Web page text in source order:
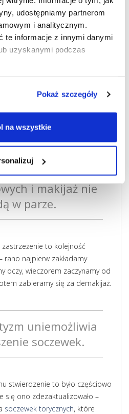
udostępniamy partnerom
i analitycznym.
te informacje z innymi danymi
uzyskanymi podczas
Pokaż szczegóły
na wszystkie
na czasie, warto wybrać
są codziennie zmieniane na
pielęgnacyjnych ani
dłużej niż umycie zębów –
minuty dziennie.
soczewek
i makijaż nie
w parze.
zastrzeżenie to kolejność
rano najpierw zakładamy
oczy, wieczorem zaczynamy od
zabieramy się za demakijaż.
uniemożliwia
soczewek.
stwierdzenie to było częściowo
się ono zdezaktualizowało –
soczewek torycznych, które